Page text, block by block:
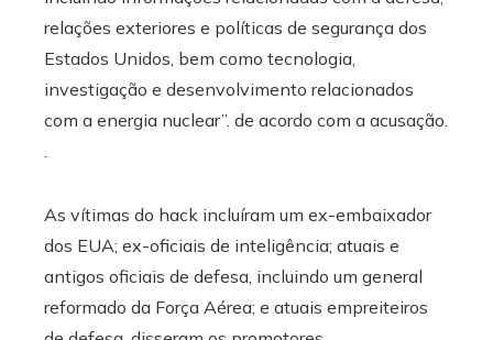
relações exteriores e políticas de segurança dos
Estados Unidos, bem como tecnologia,
investigação e desenvolvimento relacionados
com a energia nuclear”. de acordo com a acusação.
.
As vítimas do hack incluíram um ex-embaixador
dos EUA; ex-oficiais de inteligência; atuais e
antigos oficiais de defesa, incluindo um general
reformado da Força Aérea; e atuais empreiteiros